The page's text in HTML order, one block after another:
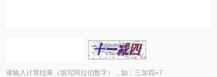
请输入计算结果（填写阿拉伯数字），如：三加四=7